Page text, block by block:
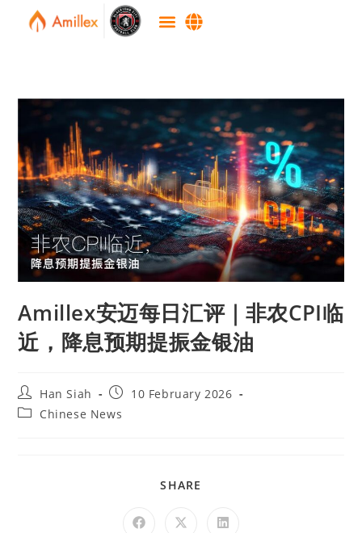
Amillex安迈每日汇评｜非农CPI临
近，降息预期提振金银油
Han Siah
10 February 2026
Chinese News
SHARE